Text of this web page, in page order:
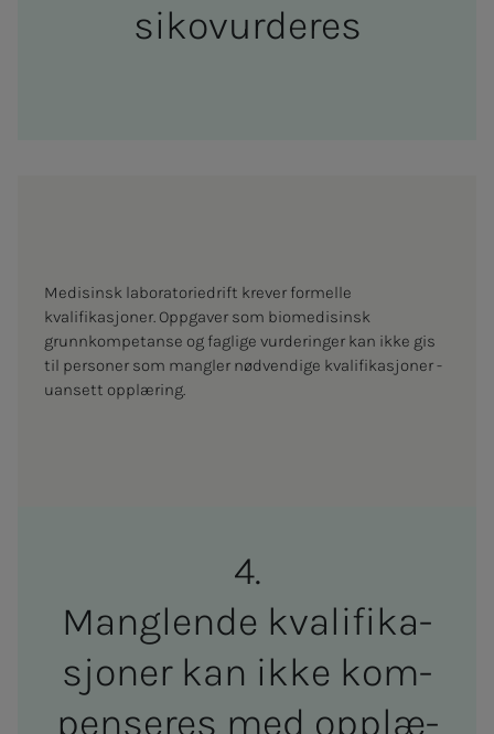
si­ko­­­­vur­­­de­­­res
Mang­­­len­­­de kva­­­li­­­fi­ka­­­
sjo­­­ner kan ikke kom­­­
pen­­­se­­­res med opp­­­læ­­­
Medisinsk laboratoriedrift krever formelle
kvalifikasjoner. Oppgaver som biomedisinsk
grunnkompetanse og faglige vurderinger kan ikke gis
til personer som mangler nødvendige kvalifikasjoner -
uansett opplæring.